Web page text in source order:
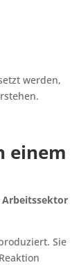
werden,
einem
Sie